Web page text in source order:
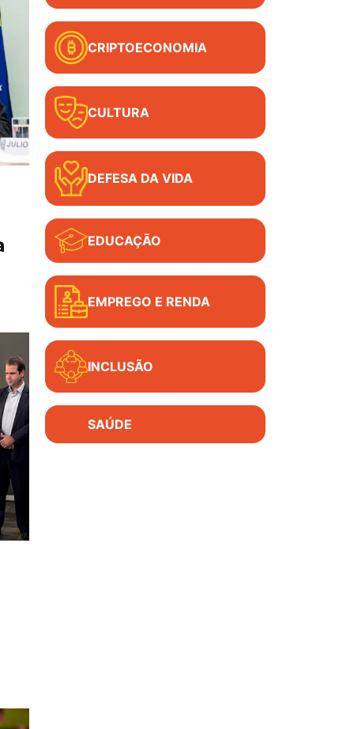
CRIPTOECONOMIA
CULTURA
DEFESA DA VIDA
EDUCAÇÃO
EMPREGO E RENDA
INCLUSÃO
SAÚDE